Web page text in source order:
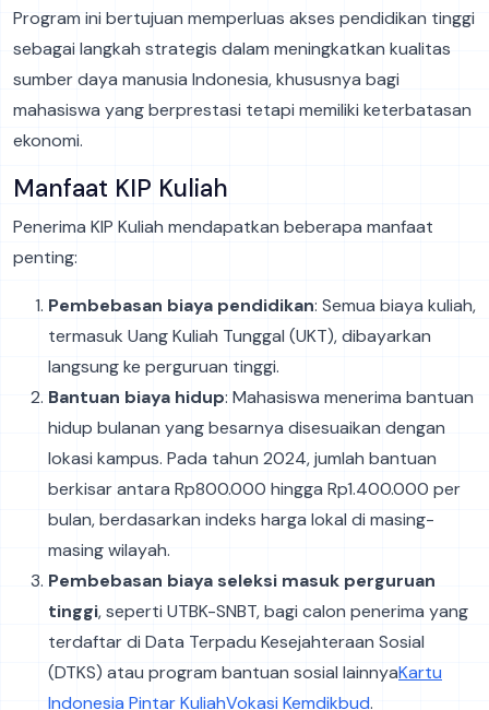
Program ini bertujuan memperluas akses pendidikan tinggi
sebagai langkah strategis dalam meningkatkan kualitas
sumber daya manusia Indonesia, khususnya bagi
mahasiswa yang berprestasi tetapi memiliki keterbatasan
ekonomi.
Manfaat KIP Kuliah
Penerima KIP Kuliah mendapatkan beberapa manfaat
penting:
Pembebasan biaya pendidikan: Semua biaya kuliah,
termasuk Uang Kuliah Tunggal (UKT), dibayarkan
langsung ke perguruan tinggi.
Bantuan biaya hidup: Mahasiswa menerima bantuan
hidup bulanan yang besarnya disesuaikan dengan
lokasi kampus. Pada tahun 2024, jumlah bantuan
berkisar antara Rp800.000 hingga Rp1.400.000 per
bulan, berdasarkan indeks harga lokal di masing-
masing wilayah.
Pembebasan biaya seleksi masuk perguruan
tinggi, seperti UTBK-SNBT, bagi calon penerima yang
terdaftar di Data Terpadu Kesejahteraan Sosial
(DTKS) atau program bantuan sosial lainnya​Kartu
Indonesia Pintar KuliahVokasi Kemdikbud.